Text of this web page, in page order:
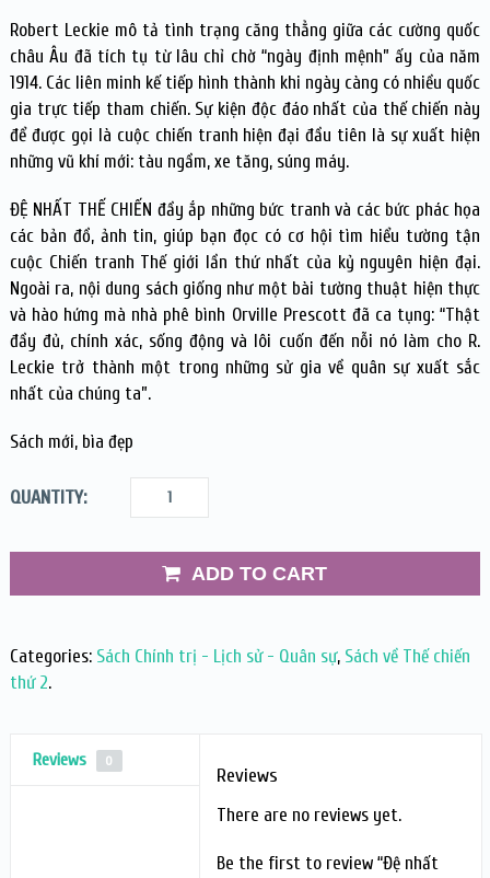
Robert Leckie mô tả tình trạng căng thẳng giữa các cường quốc
châu Âu đã tích tụ từ lâu chỉ chờ “ngày định mệnh” ấy của năm
1914. Các liên minh kế tiếp hình thành khi ngày càng có nhiều quốc
gia trực tiếp tham chiến. Sự kiện độc đáo nhất của thế chiến này
để được gọi là cuộc chiến tranh hiện đại đầu tiên là sự xuất hiện
những vũ khí mới: tàu ngầm, xe tăng, súng máy.
ĐỆ NHẤT THẾ CHIẾN đầy ắp những bức tranh và các bức phác họa
các bản đồ, ảnh tin, giúp bạn đọc có cơ hội tìm hiểu tường tận
cuộc Chiến tranh Thế giới lần thứ nhất của kỷ nguyên hiện đại.
Ngoài ra, nội dung sách giống như một bài tường thuật hiện thực
và hào hứng mà nhà phê bình Orville Prescott đã ca tụng: “Thật
đầy đủ, chính xác, sống động và lôi cuốn đến nỗi nó làm cho R.
Leckie trở thành một trong những sử gia về quân sự xuất sắc
nhất của chúng ta”.
Sách mới, bìa đẹp
QUANTITY:
ADD TO CART
Categories: Sách Chính trị - Lịch sử - Quân sự, Sách về Thế chiến
thứ 2.
Reviews 0
Reviews
There are no reviews yet.
Be the first to review “Đệ nhất